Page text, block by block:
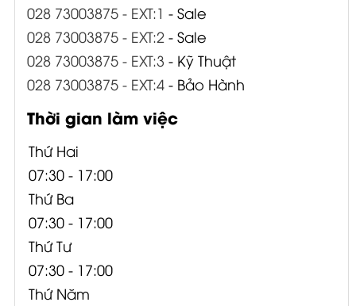
028 73003875 - EXT:1 - Sale
028 73003875 - EXT:2- Sale
028 73003875 - EXT:3 - Kỹ Thuật
028 73003875 - EXT:4- Bảo Hành
Thời gian làm việc
Thứ Hai
07:30 - 17:00
Thứ Ba
07:30 - 17:00
Thứ Tư
07:30 - 17:00
Thứ Năm